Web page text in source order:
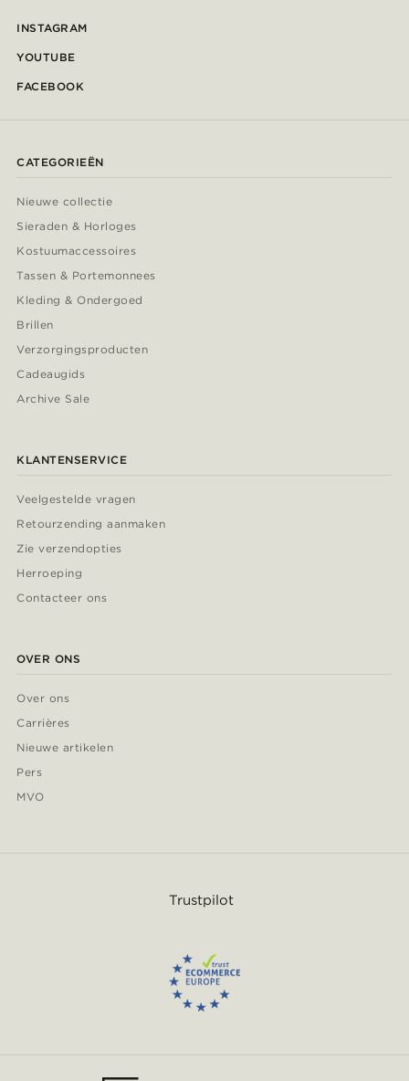
INSTAGRAM
YOUTUBE
FACEBOOK
CATEGORIEËN
Nieuwe collectie
Sieraden & Horloges
Kostuumaccessoires
Tassen & Portemonnees
Kleding & Ondergoed
Brillen
Verzorgingsproducten
Cadeaugids
Archive Sale
KLANTENSERVICE
Veelgestelde vragen
Retourzending aanmaken
Zie verzendopties
Herroeping
Contacteer ons
OVER ONS
Over ons
Carrières
Nieuwe artikelen
Pers
MVO
Trustpilot